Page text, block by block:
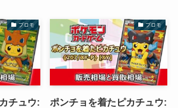
プロモ
チュウ:
プロモ
ポンチョを着たピカチュウ: